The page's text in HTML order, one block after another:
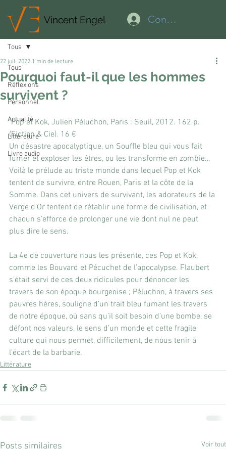
Connexion
Vincent Engel
Tous
Réflexions
Personnel
Actualité
Littérature
Livre audio
Tous
Pourquoi faut-il que les hommes
survivent ?
22 juil. 2022 1 min de lecture
Pop et Kok, Julien Péluchon, Paris : Seuil, 2012. 162 p.
(Fiction & Cie). 16 €
Un désastre apocalyptique, un Souffle bleu qui vous fait
fumer et exploser les êtres, ou les transforme en zombie…
Voilà le prélude au triste monde dans lequel Pop et Kok
tentent de survivre, entre Rouen, Paris et la côte de la
Somme. Dans cet univers de survivant, les adorateurs de la
Verge d’Or tentent de rétablir une forme de civilisation, et
chacun s’efforce de prolonger une vie dont nul ne peut
plus dire le sens.
La 4e de couverture nous les présente, ces Pop et Kok,
comme les Bouvard et Pécuchet de l’apocalypse. Flaubert
s’était servi de ces deux ridicules pour dénoncer les
travers de son époque bourgeoise ; Péluchon, à travers ses
pauvres hères, souligne d’un trait bleu fumant les travers
de notre époque, où sans qu’il soit besoin d’une bombe, se
défont nos valeurs, le sens d’un monde et cette fragile
culture qui nous permet, difficilement, de nous tenir à
l’écart de la barbarie.
Littérature
Posts similaires Voir tout